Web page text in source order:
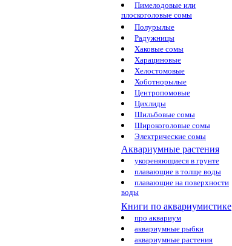
Пимелодовые или
плоскоголовые сомы
Полурылые
Радужницы
Хаковые сомы
Харациновые
Хелостомовые
Хоботнорылые
Центропомовые
Цихлиды
Шильбовые сомы
Широкоголовые сомы
Электрические сомы
Аквариумные растения
укореняющиеся в грунте
плавающие в толще воды
плавающие на поверхности
воды
Книги по аквариумистике
про аквариум
аквариумные рыбки
аквариумные растения